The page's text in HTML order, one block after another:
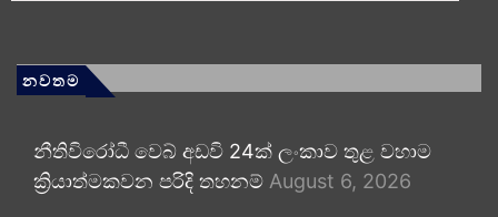
නවතම
නීතිවිරෝධී වෙබ් අඩවි 24ක් ලංකාව තුළ වහාම
ක්‍රියාත්මකවන පරිදි තහනම් August 6, 2026